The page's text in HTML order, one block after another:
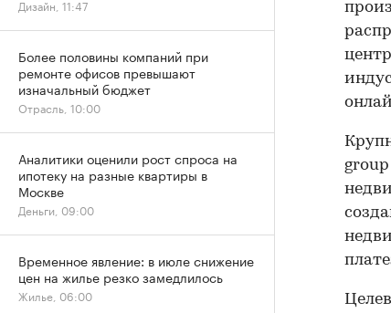
Дизайн, 11:47
Более половины компаний при
ремонте офисов превышают
изначальный бюджет
Отрасль, 10:00
Аналитики оценили рост спроса на
ипотеку на разные квартиры в
Москве
Деньги, 09:00
Временное явление: в июле снижение
цен на жилье резко замедлилось
Жилье, 06:00